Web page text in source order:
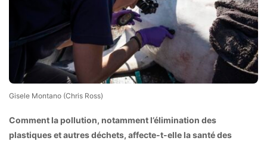
Gisele Montano (Chris Ross)
Comment la pollution, notamment l’élimination des
plastiques et autres déchets, affecte-t-elle la santé des